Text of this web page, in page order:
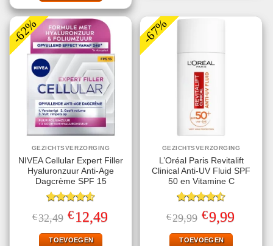
-62%
GEZICHTSVERZORGING
NIVEA Cellular Expert Filler
Hyaluronzuur Anti-Age
Dagcrème SPF 15
Gewaardeerd
4.60uit 5
€32,49 Oorspronkelijke
prijs
was:
€32,49.
€12,49Huidige
prijs
TOEVOEGEN
-67%
GEZICHTSVERZORGING
L’Oréal Paris Revitalift
Clinical Anti-UV Fluid SPF
50 en Vitamine C
Gewaardeerd
4.50uit 5
€29,99 Oorspronkelijke
prijs
was:
€29,99.
€9,99Huidige
prijs
TOEVOEGEN